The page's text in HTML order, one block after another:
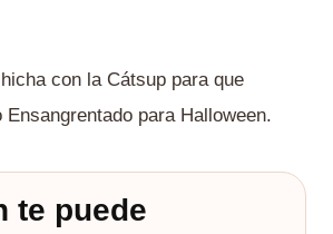
con la Cátsup para que
Ensangrentado para Halloween.
te puede